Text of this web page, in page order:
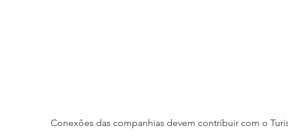
Conexões das companhias devem contribuir com o